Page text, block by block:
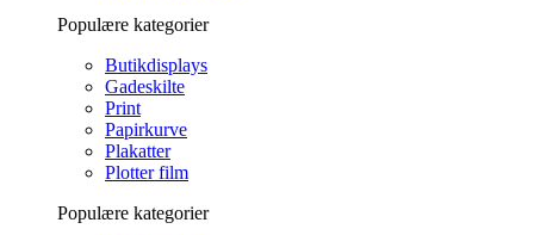
Populære kategorier
Butikdisplays
Gadeskilte
Print
Papirkurve
Plakatter
Plotter film
Populære kategorier